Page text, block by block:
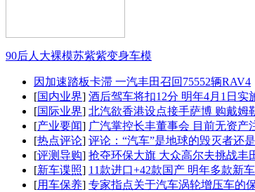
90后人大裸模苏紫紫变身车模
因加速踏板卡滞 一汽丰田召回75552辆RAV4
[国内业界] 酒后驾车将扣12分 明年4月1日实
[国际业界] 北汽欲香港设点接手萨博 购戴姆
[产业要闻] 广汽掌控长丰董事会 目前无资产
[热点评论] 评论：“汽车”是地球的毁灭者还
[评测导购] 抢夺环保大旗 大众高尔夫挑战丰
[新车谍照] 11款进口+42款国产 明年多款新
[用车保养] 专家指点关于汽车涡轮增压车的